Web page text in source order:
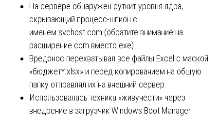
На сервере обнаружен руткит уровня ядра,
скрывающий процесс-шпион с
именем svchost.com (обратите внимание на
расширение.com вместо.exe).
Вредонос перехватывал все файлы Excel с маской
«бюджет*.xlsx» и перед копированием на общую
папку отправлял их на внешний сервер.
Использовалась техника «живучести» через
внедрение в загрузчик Windows Boot Manager